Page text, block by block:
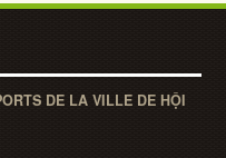
DE LA VILLE DE HỘI